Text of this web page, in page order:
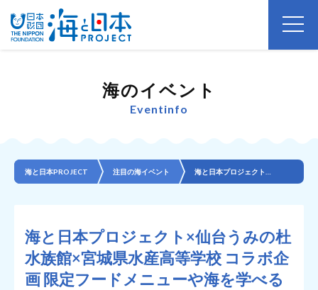
海のイベント
Eventinfo
海と日本PROJECT 注目の海イベント
海と日本プロジェクト×仙台うみの杜
水族館×宮城県水産高等学校 コラボ企
画 限定フードメニューや海を学べる